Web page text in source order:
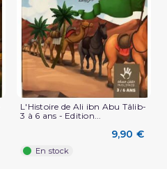
L'Histoire de Ali ibn Abu Tâlib-
3 à 6 ans - Edition...
9,90 €
En stock